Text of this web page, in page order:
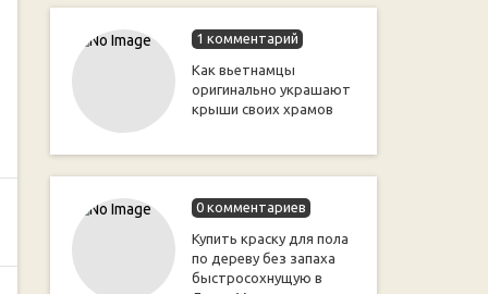
1 комментарий
Как вьетнамцы
оригинально украшают
крыши своих храмов
0 комментариев
Купить краску для пола
по дереву без запаха
быстросохнущую в